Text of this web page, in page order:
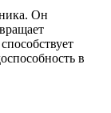
Он
в